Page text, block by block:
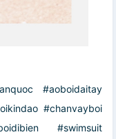
#aoboidaitay
#chanvayboi
#swimsuit